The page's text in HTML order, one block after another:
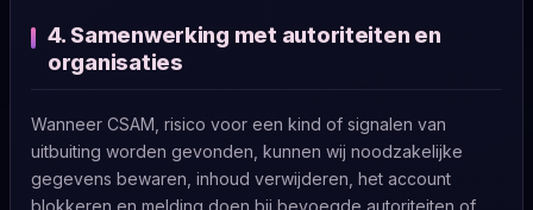
4. Samenwerking met autoriteiten en
organisaties
Wanneer CSAM, risico voor een kind of signalen van
uitbuiting worden gevonden, kunnen wij noodzakelijke
gegevens bewaren, inhoud verwijderen, het account
blokkeren en melding doen bij bevoegde autoriteiten of